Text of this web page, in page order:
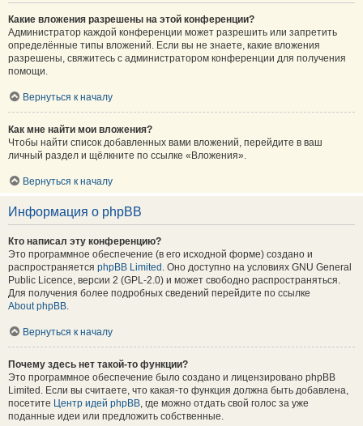
Какие вложения разрешены на этой конференции?
Администратор каждой конференции может разрешить или запретить
определённые типы вложений. Если вы не знаете, какие вложения
разрешены, свяжитесь с администратором конференции для получения
помощи.
Вернуться к началу
Как мне найти мои вложения?
Чтобы найти список добавленных вами вложений, перейдите в ваш
личный раздел и щёлкните по ссылке «Вложения».
Вернуться к началу
Информация о phpBB
Кто написал эту конференцию?
Это программное обеспечение (в его исходной форме) создано и
распространяется phpBB Limited . Оно доступно на условиях GNU General
Public Licence, версии 2 (GPL-2.0) и может свободно распространяться.
Для получения более подробных сведений перейдите по ссылке
About phpBB.
Вернуться к началу
Почему здесь нет такой-то функции?
Это программное обеспечение было создано и лицензировано phpBB
Limited. Если вы считаете, что какая-то функция должна быть добавлена,
посетите Центр идей phpBB, где можно отдать свой голос за уже
поданные идеи или предложить собственные.